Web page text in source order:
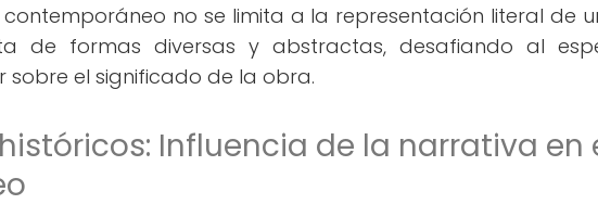
no se limita a la representación literal de
de formas diversas y abstractas, desafiando al
sobre el significado de la obra.
Influencia de la narrativa en